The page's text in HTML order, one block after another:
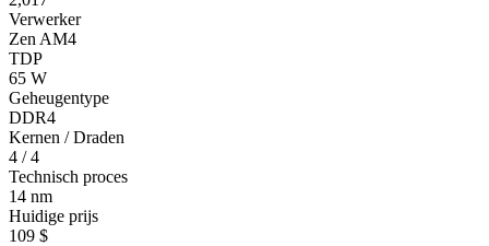
Verwerker
Zen AM4
TDP
65 W
Geheugentype
DDR4
Kernen / Draden
4 / 4
Technisch proces
14 nm
Huidige prijs
109 $